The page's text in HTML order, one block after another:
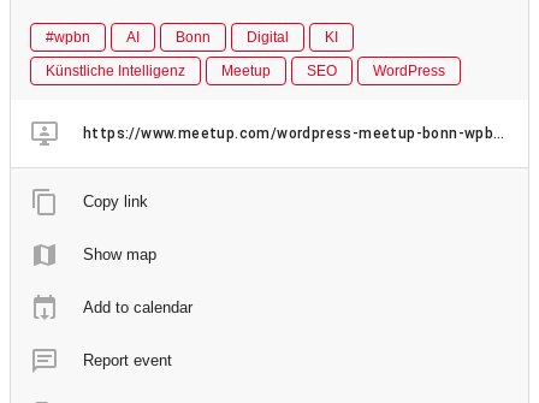
#wpbn AI Bonn Digital
KI
Künstliche Intelligenz
Meetup SEO WordPress
https://www.meetup.com/wordpress-meetup-bonn-wpbn/events/307008259/
Copy link
Show map
Add to calendar
Report event